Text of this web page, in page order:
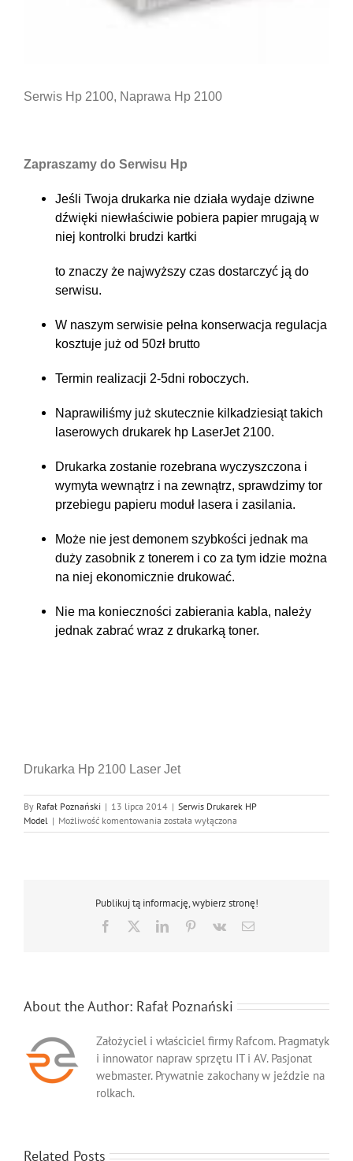
Serwis Hp 2100, Naprawa Hp 2100
Zapraszamy do Serwisu Hp
Jeśli Twoja drukarka nie działa wydaje dziwne
dźwięki niewłaściwie pobiera papier mrugają w
niej kontrolki brudzi kartki
to znaczy że najwyższy czas dostarczyć ją do
serwisu.
W naszym serwisie pełna konserwacja regulacja
kosztuje już od 50zł brutto
Termin realizacji 2-5dni roboczych.
Naprawiliśmy już skutecznie kilkadziesiąt takich
laserowych drukarek hp LaserJet 2100.
Drukarka zostanie rozebrana wyczyszczona i
wymyta wewnątrz i na zewnątrz, sprawdzimy tor
przebiegu papieru moduł lasera i zasilania.
Może nie jest demonem szybkości jednak ma
duży zasobnik z tonerem i co za tym idzie można
na niej ekonomicznie drukować.
Nie ma konieczności zabierania kabla, należy
jednak zabrać wraz z drukarką toner.
Drukarka Hp 2100 Laser Jet
By Rafał Poznański | 13 lipca 2014 | Serwis Drukarek HP
Model | Możliwość komentowania Serwis
Hp
została wyłączona
Publikuj tą informację, wybierz stronę!
Facebook LinkedInPinterest
Vk Email
About the Author: Rafał Poznański
Założyciel i właściciel firmy Rafcom. Pragmatyk
i innowator napraw sprzętu IT i AV. Pasjonat
webmaster. Prywatnie zakochany w jeździe na
rolkach.
Related Posts